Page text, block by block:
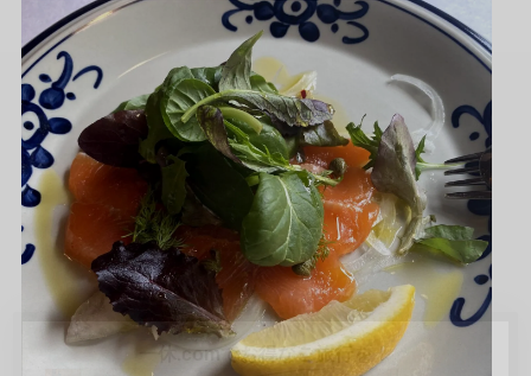
一休.comでお得なご旅行を！